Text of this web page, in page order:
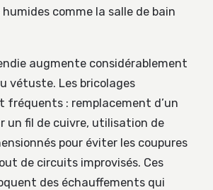
humides comme la salle de bain
augmente considérablement
vétuste. Les bricolages
fréquents : remplacement d’un
un fil de cuivre, utilisation de
pour éviter les coupures
de circuits improvisés. Ces
des échauffements qui